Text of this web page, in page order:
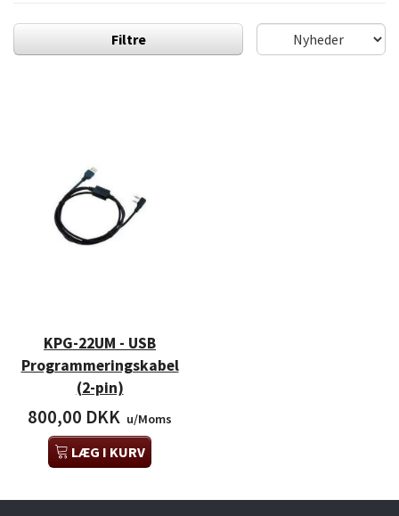
Filtre
KPG-22UM - USB
Programmeringskabel
(2-pin)
800,00 DKK u/Moms
LÆG I KURV